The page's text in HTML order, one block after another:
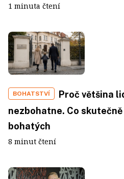
1 minuta čtení
BOHATSTVÍ
Proč většina
nezbohatne. Co
bohatých
8 minut čtení